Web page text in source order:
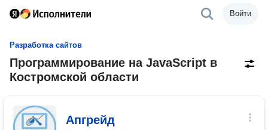
Войти
Разработка сайтов
Программирование на JavaScript в
Костромской области
Апгрейд